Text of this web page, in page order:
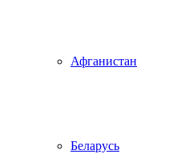
Афганистан
Беларусь